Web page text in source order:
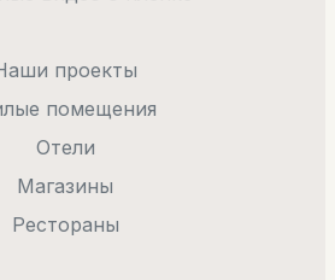
проекты
помещения
Отели
Магазины
Рестораны